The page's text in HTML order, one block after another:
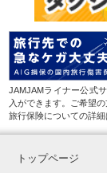
JAMJAMライナー公式
入ができます。ご希望
旅行保険についての詳細
トップページ